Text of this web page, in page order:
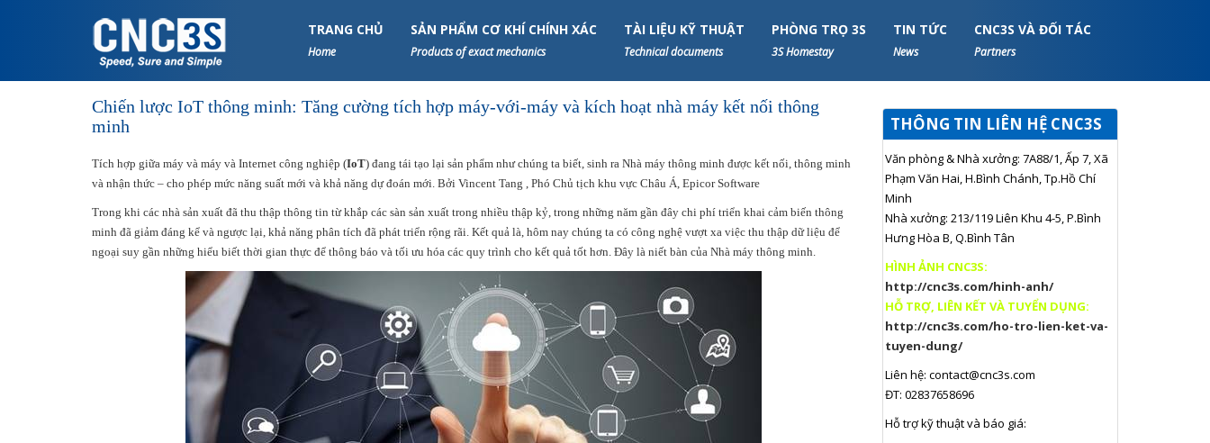
TRANG CHỦ
Home
SẢN PHẨM CƠ KHÍ CHÍNH XÁC
Products of exact mechanics
TÀI LIỆU KỸ THUẬT
Technical documents
PHÒNG TRỌ 3S
3S Homestay
TIN TỨC
News
CNC3S VÀ ĐỐI TÁC
Partners
Chiến lược IoT thông minh: Tăng cường tích hợp máy-với-máy và kích hoạt nhà máy kết nối thông
minh
Tích hợp giữa máy và máy và Internet công nghiệp (IoT) đang tái tạo lại sản phẩm như chúng ta biết, sinh ra Nhà máy thông minh được kết nối, thông minh
và nhận thức – cho phép mức năng suất mới và khả năng dự đoán mới. Bởi Vincent Tang , Phó Chủ tịch khu vực Châu Á, Epicor Software
Trong khi các nhà sản xuất đã thu thập thông tin từ khắp các sàn sản xuất trong nhiều thập kỷ, trong những năm gần đây chi phí triển khai cảm biến thông
minh đã giảm đáng kể và ngược lại, khả năng phân tích đã phát triển rộng rãi. Kết quả là, hôm nay chúng ta có công nghệ vượt xa việc thu thập dữ liệu để
ngoại suy gần những hiểu biết thời gian thực để thông báo và tối ưu hóa các quy trình cho kết quả tốt hơn. Đây là niết bàn của Nhà máy thông minh.
THÔNG TIN LIÊN HỆ CNC3S
Văn phòng & Nhà xưởng: 7A88/1, Ấp 7, Xã
Phạm Văn Hai, H.Bình Chánh, Tp.Hồ Chí
Minh
Nhà xưởng: 213/119 Liên Khu 4-5, P.Bình
Hưng Hòa B, Q.Bình Tân
HÌNH ẢNH CNC3S:
http://cnc3s.com/hinh-anh/
HỖ TRỢ, LIÊN KẾT VÀ TUYỂN DỤNG:
http://cnc3s.com/ho-tro-lien-ket-va-
tuyen-dung/
Liên hệ:contact@cnc3s.com
ĐT: 02837658696
Hỗ trợ kỹ thuật và báo giá: